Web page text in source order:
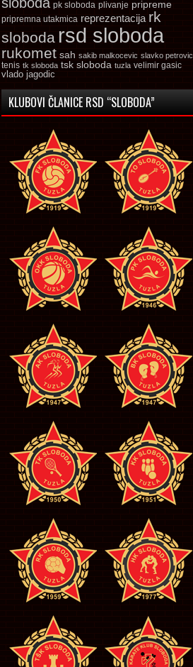
pk sloboda plivanje pripreme
pripremna utakmica reprezentacija rk
sloboda rsd sloboda
rukomet sah sakib malkocevic slavko petrovic
tenis tk sloboda tsk sloboda tuzla velimir gasic
vlado jagodic
KLUBOVI ČLANICE RSD “SLOBODA”